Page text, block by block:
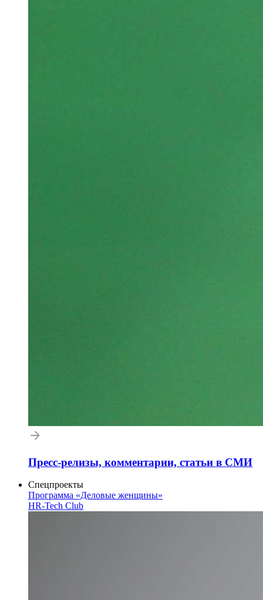
Пресс-релизы, комментарии, статьи в СМИ
Спецпроекты
Программа «Деловые женщины»
HR-Tech Club